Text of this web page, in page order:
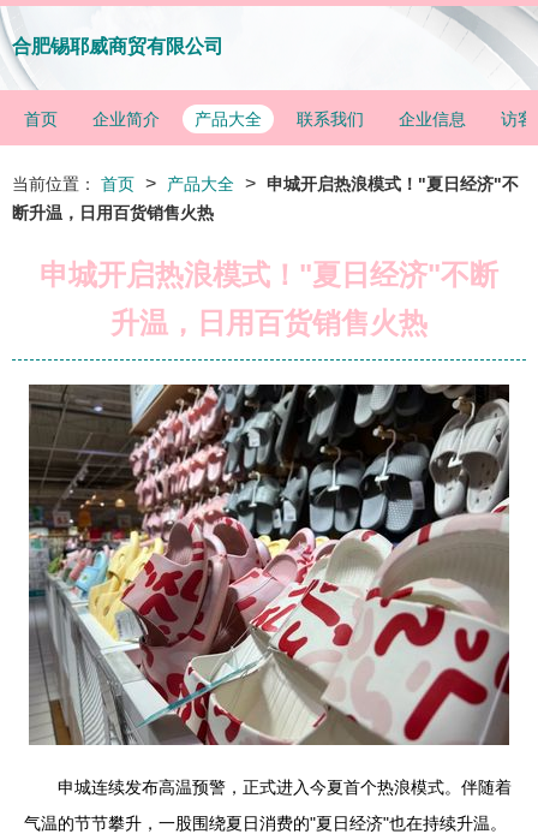
合肥锡耶威商贸有限公司
首页 企业简介 产品大全 联系我们 企业信息 访客
当前位置： 首页 > 产品大全 > 申城开启热浪模式！"夏日经济"不
断升温，日用百货销售火热
申城开启热浪模式！"夏日经济"不断
升温，日用百货销售火热
申城连续发布高温预警，正式进入今夏首个热浪模式。伴随着
气温的节节攀升，一股围绕夏日消费的"夏日经济"也在持续升温。